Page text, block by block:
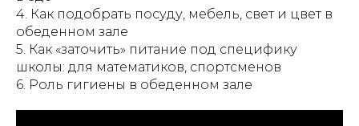
4. Как подобрать посуду, мебель, свет и цвет в
обеденном зале
5. Как «заточить» питание под специфику
школы: для математиков, спортсменов
6. Роль гигиены в обеденном зале